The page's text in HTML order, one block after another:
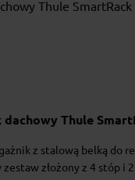
dachowy Thule
z stalową belką do
złożony z 4 stóp i